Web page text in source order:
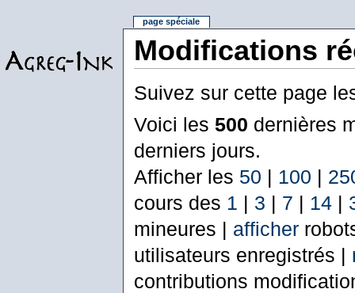
Modifications
Suivez sur cette page
Voici les 500 dernières
derniers jours.
Afficher les 50 | 100 |
cours des 1 | 3 | 7 | 14|
mineures | afficher
utilisateurs enregistrés |
contributions
page spéciale